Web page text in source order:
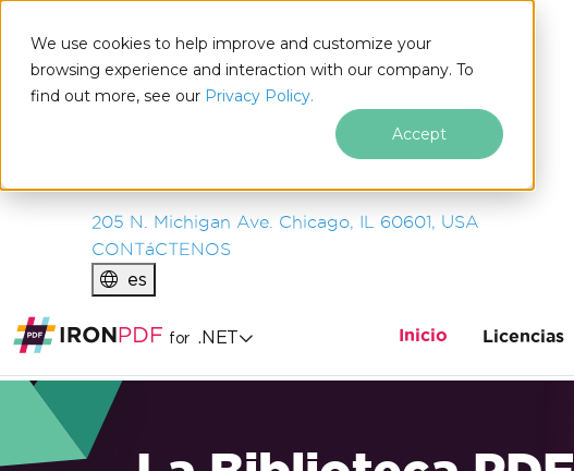
We use cookies to help improve and customize your
browsing experience and interaction with our company. To
find out more, see our Privacy Policy.
Accept
IRONSOFTWARE
PRODUCTOS
EMPRESA
205 N. Michigan Ave. Chicago, IL 60601, USA
CONTáCTENOS
es
for .NET Inicio Licencias